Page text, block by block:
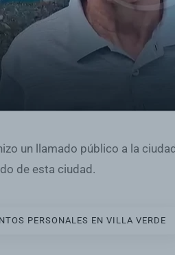
un llamado público a la
de esta ciudad.
PERSONALES EN VILLA VERDE